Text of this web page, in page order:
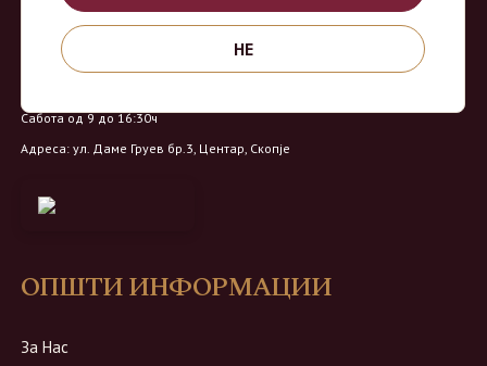
Работно време:
Понеделник - Четврток од 9 до 18ч
Сабота од 9 до 16:30ч
Адреса: ул. Даме Груев бр.3, Центар, Скопје
ОПШТИ ИНФОРМАЦИИ
За Нас
НЕ